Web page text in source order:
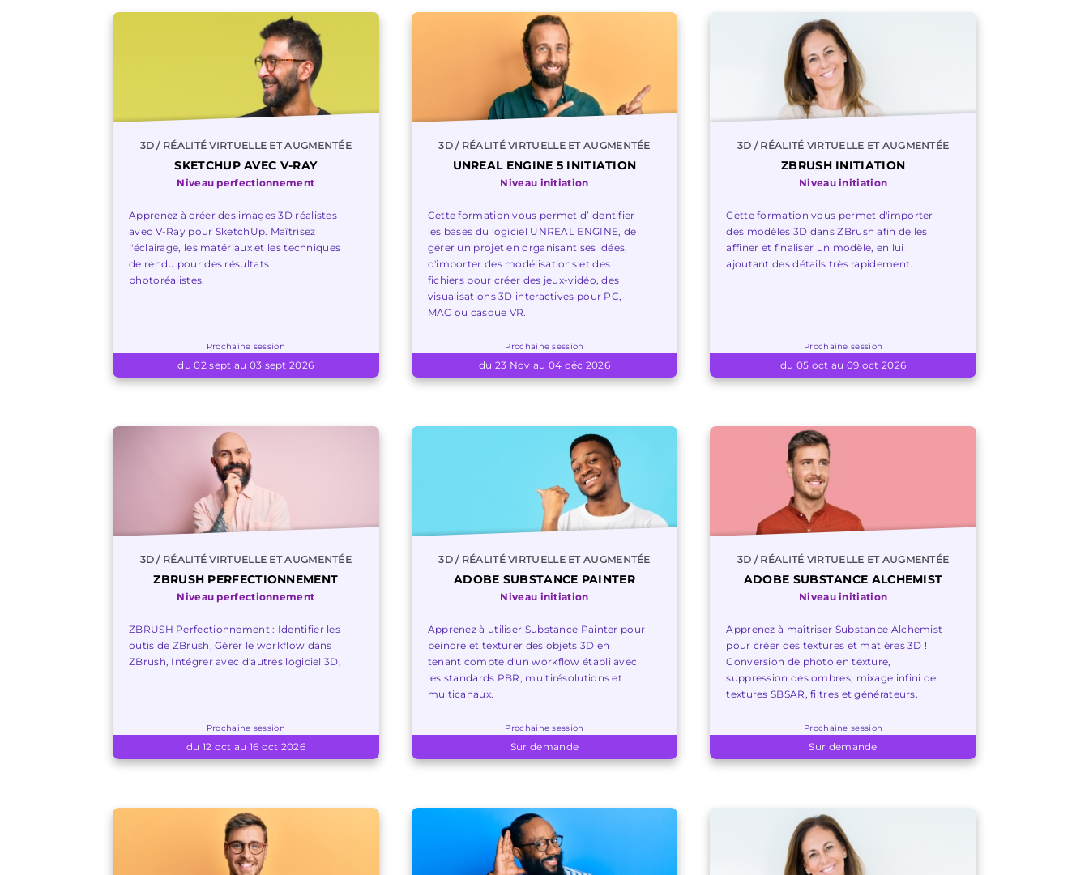
3D / RÉALITÉ VIRTUELLE ET AUGMENTÉE
SKETCHUP AVEC V-RAY
Niveau perfectionnement
Apprenez à créer des images 3D réalistes
avec V-Ray pour SketchUp. Maîtrisez
l'éclairage, les matériaux et les techniques
de rendu pour des résultats
photoréalistes.
Prochaine session
du 02 sept au 03 sept 2026
3D / RÉALITÉ VIRTUELLE ET AUGMENTÉE
UNREAL ENGINE 5 INITIATION
Niveau initiation
Cette formation vous permet d’identifier
les bases du logiciel UNREAL ENGINE, de
gérer un projet en organisant ses idées,
d'importer des modélisations et des
fichiers pour créer des jeux-vidéo, des
visualisations 3D interactives pour PC,
MAC ou casque VR.
Prochaine session
du 23 Nov au 04 déc 2026
3D / RÉALITÉ VIRTUELLE ET AUGMENTÉE
ZBRUSH INITIATION
Niveau initiation
Cette formation vous permet d'importer
des modèles 3D dans ZBrush afin de les
affiner et finaliser un modèle, en lui
ajoutant des détails très rapidement.
Prochaine session
du 05 oct au 09 oct 2026
3D / RÉALITÉ VIRTUELLE ET AUGMENTÉE
ZBRUSH PERFECTIONNEMENT
Niveau perfectionnement
ZBRUSH Perfectionnement : Identifier les
outis de ZBrush, Gérer le workflow dans
ZBrush, Intégrer avec d'autres logiciel 3D,
Prochaine session
du 12 oct au 16 oct 2026
3D / RÉALITÉ VIRTUELLE ET AUGMENTÉE
ADOBE SUBSTANCE PAINTER
Niveau initiation
Apprenez à utiliser Substance Painter pour
peindre et texturer des objets 3D en
tenant compte d'un workflow établi avec
les standards PBR, multirésolutions et
multicanaux.
Prochaine session
Sur demande
3D / RÉALITÉ VIRTUELLE ET AUGMENTÉE
ADOBE SUBSTANCE ALCHEMIST
Niveau initiation
Apprenez à maîtriser Substance Alchemist
pour créer des textures et matières 3D !
Conversion de photo en texture,
suppression des ombres, mixage infini de
textures SBSAR, filtres et générateurs.
Prochaine session
Sur demande